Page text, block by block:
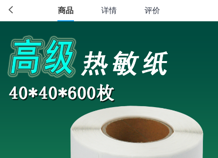
商品 详情 评价